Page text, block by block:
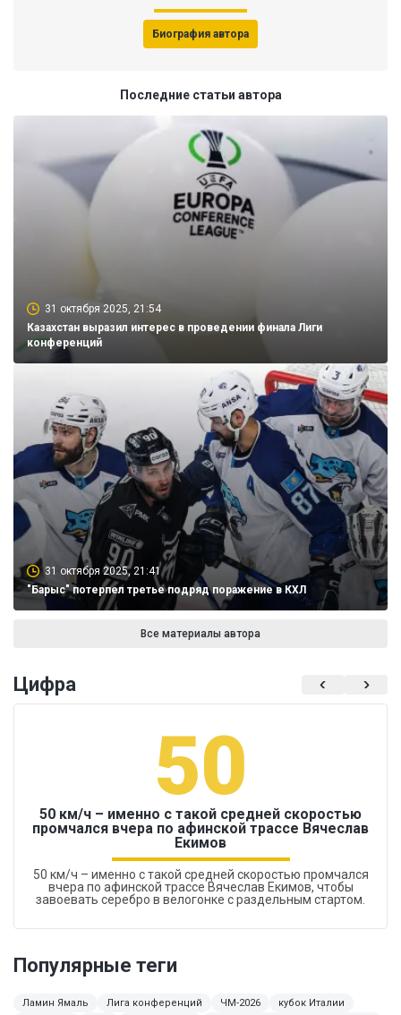
Биография автора
Последние статьи автора
31 октября 2025, 21:54
Казахстан выразил интерес в проведении финала Лиги
конференций
31 октября 2025, 21:41
"Барыс" потерпел третье подряд поражение в КХЛ
Все материалы автора
Цифра
50
50 км/ч – именно с такой средней скоростью
промчался вчера по афинской трассе Вячеслав
Екимов
50 км/ч – именно с такой средней скоростью промчался
вчера по афинской трассе Вячеслав Екимов, чтобы
завоевать серебро в велогонке с раздельным стартом.
Популярные теги
Ламин Ямаль Лига конференций ЧМ-2026
кубок Италии